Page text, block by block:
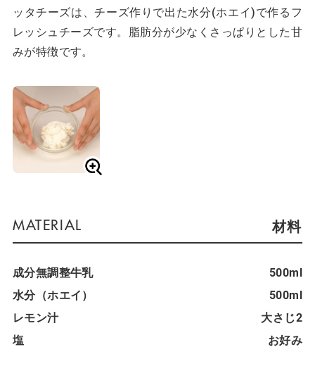
ッタチーズは、チーズ作りで出た水分(ホエイ)で作るフ
レッシュチーズです。脂肪分が少なくさっぱりとした甘
みが特徴です。
材料
成分無調整牛乳
500ml
水分（ホエイ）
500ml
レモン汁
大さじ2
塩
お好み